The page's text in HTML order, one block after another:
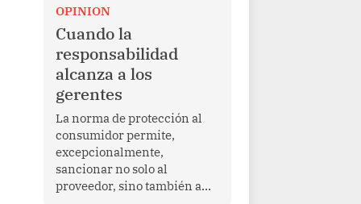
Más allá de su dimensión
religiosa, esta gira
representa una oportunidad
para reafirmar el valor del
diálogo, fortalecer los
vínculos entre los pueblos y
proyectar una imagen de
cooperación en una región
que enfrenta desafíos en
materia de desarrollo,
cohesión social y
gobernabilidad.
OPINION
Cuando la
responsabilidad
alcanza a los
gerentes
La norma de protección al
consumidor permite,
excepcionalmente,
sancionar no solo al
proveedor, sino también a